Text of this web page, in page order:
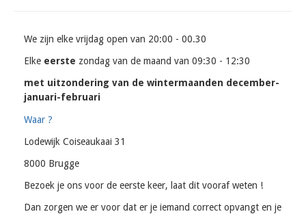
We zijn elke vrijdag open van 20:00 - 00.30
Elke eerste zondag van de maand van 09:30 - 12:30
met uitzondering van de wintermaanden december-
januari-februari
Waar ?
Lodewijk Coiseaukaai 31
8000 Brugge
Bezoek je ons voor de eerste keer, laat dit vooraf weten !
Dan zorgen we er voor dat er je iemand correct opvangt en je